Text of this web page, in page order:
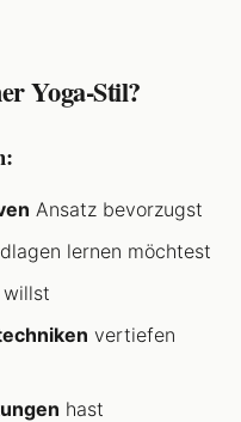
Yoga-Stil?
Ansatz bevorzugst
lernen möchtest
willst
vertiefen
hast